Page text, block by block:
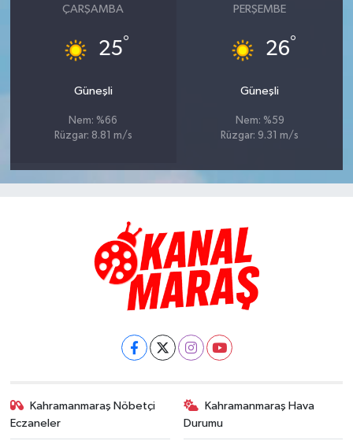
ÇARŞAMBA
25°
Güneşli
Nem: %66
Rüzgar: 8.81 m/s
PERŞEMBE
26°
Güneşli
Nem: %59
Rüzgar: 9.31 m/s
Kahramanmaraş Nöbetçi
Eczaneler
Kahramanmaraş Hava
Durumu